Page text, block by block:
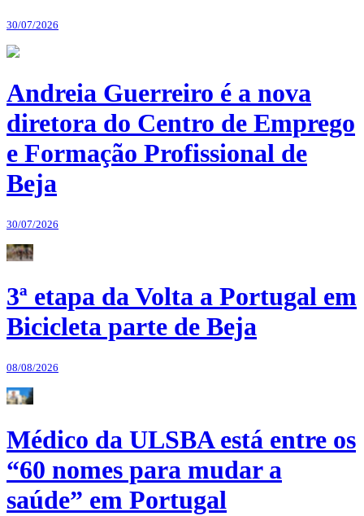
30/07/2026
Andreia Guerreiro é a nova
diretora do Centro de Emprego
e Formação Profissional de
Beja
30/07/2026
3ª etapa da Volta a Portugal em
Bicicleta parte de Beja
08/08/2026
Médico da ULSBA está entre os
“60 nomes para mudar a
saúde” em Portugal